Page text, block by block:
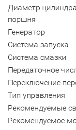
Диаметр
поршня
Генератор
Система запуска
Система смазки
Передаточное
Переключение
Тип управления
Рекомендуемые
Рекомендуемое